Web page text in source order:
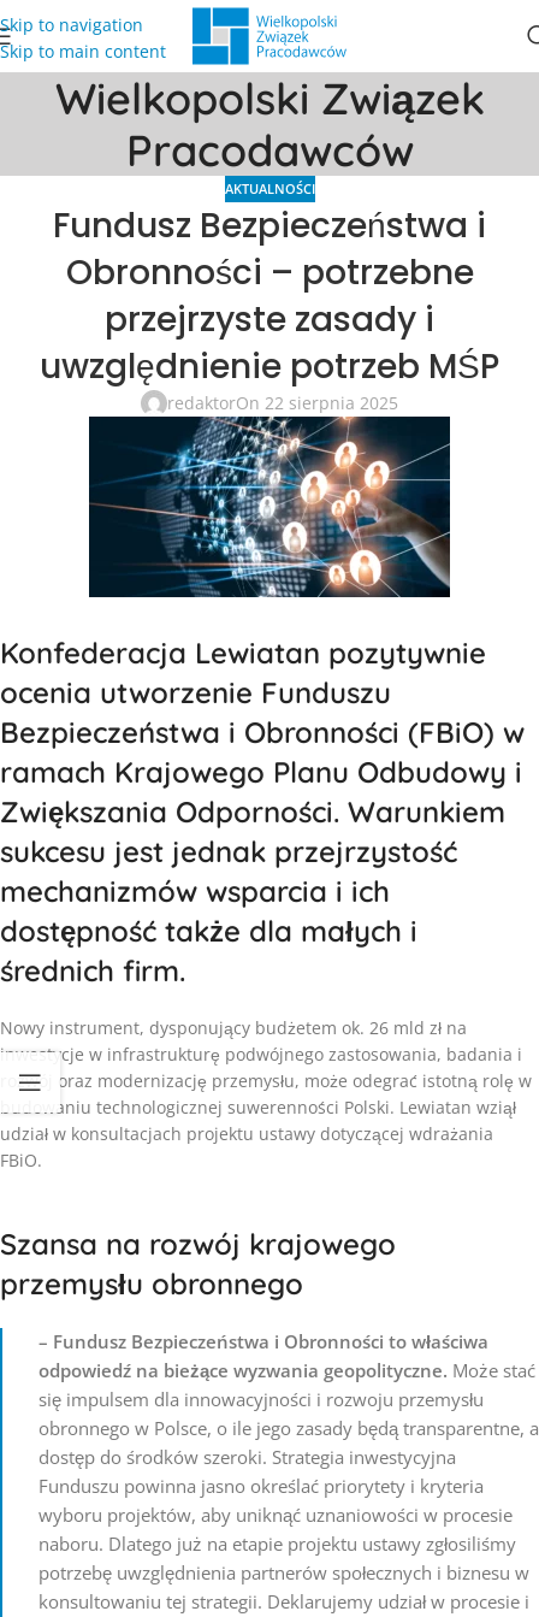
Skip to navigation
Skip to main content
Wielkopolski Związek
Pracodawców
AKTUALNOŚCI
Fundusz Bezpieczeństwa i
Obronności – potrzebne
przejrzyste zasady i
uwzględnienie potrzeb MŚP
redaktorOn 22 sierpnia 2025
Konfederacja Lewiatan pozytywnie
ocenia utworzenie Funduszu
Bezpieczeństwa i Obronności (FBiO) w
ramach Krajowego Planu Odbudowy i
Zwiększania Odporności. Warunkiem
sukcesu jest jednak przejrzystość
mechanizmów wsparcia i ich
dostępność także dla małych i
średnich firm.
Nowy instrument, dysponujący budżetem ok. 26 mld zł na
inwestycje w infrastrukturę podwójnego zastosowania, badania i
rozwój oraz modernizację przemysłu, może odegrać istotną rolę w
budowaniu technologicznej suwerenności Polski. Lewiatan wziął
udział w konsultacjach projektu ustawy dotyczącej wdrażania
FBiO.
Szansa na rozwój krajowego
przemysłu obronnego
– Fundusz Bezpieczeństwa i Obronności to właściwa
odpowiedź na bieżące wyzwania geopolityczne. Może stać
się impulsem dla innowacyjności i rozwoju przemysłu
obronnego w Polsce, o ile jego zasady będą transparentne, a
dostęp do środków szeroki. Strategia inwestycyjna
Funduszu powinna jasno określać priorytety i kryteria
wyboru projektów, aby uniknąć uznaniowości w procesie
naboru. Dlatego już na etapie projektu ustawy zgłosiliśmy
potrzebę uwzględnienia partnerów społecznych i biznesu w
konsultowaniu tej strategii. Deklarujemy udział w procesie i